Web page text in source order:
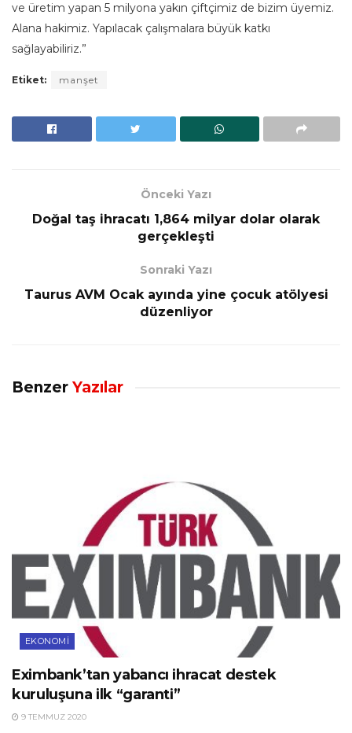
ve üretim yapan 5 milyona yakın çiftçimiz de bizim üyemiz.
Alana hakimiz. Yapılacak çalışmalara büyük katkı
sağlayabiliriz.”
Etiket: manşet
Önceki Yazı
Doğal taş ihracatı 1,864 milyar dolar olarak
gerçekleşti
Sonraki Yazı
Taurus AVM Ocak ayında yine çocuk atölyesi
düzenliyor
Benzer Yazılar
EKONOMI
Eximbank’tan yabancı ihracat destek
kuruluşuna ilk “garanti”
9 TEMMUZ 2020